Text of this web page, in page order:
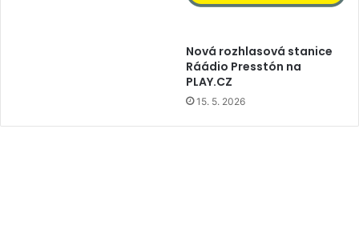
Nová rozhlasová stanice
Ráádio Presstón na
PLAY.CZ
15. 5. 2026